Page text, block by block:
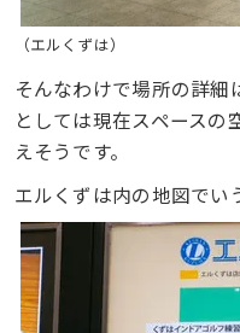
（エルくずは）
そんなわけで場所の詳
としては現在スペースの
えそうです。
エルくずは内の地図でい